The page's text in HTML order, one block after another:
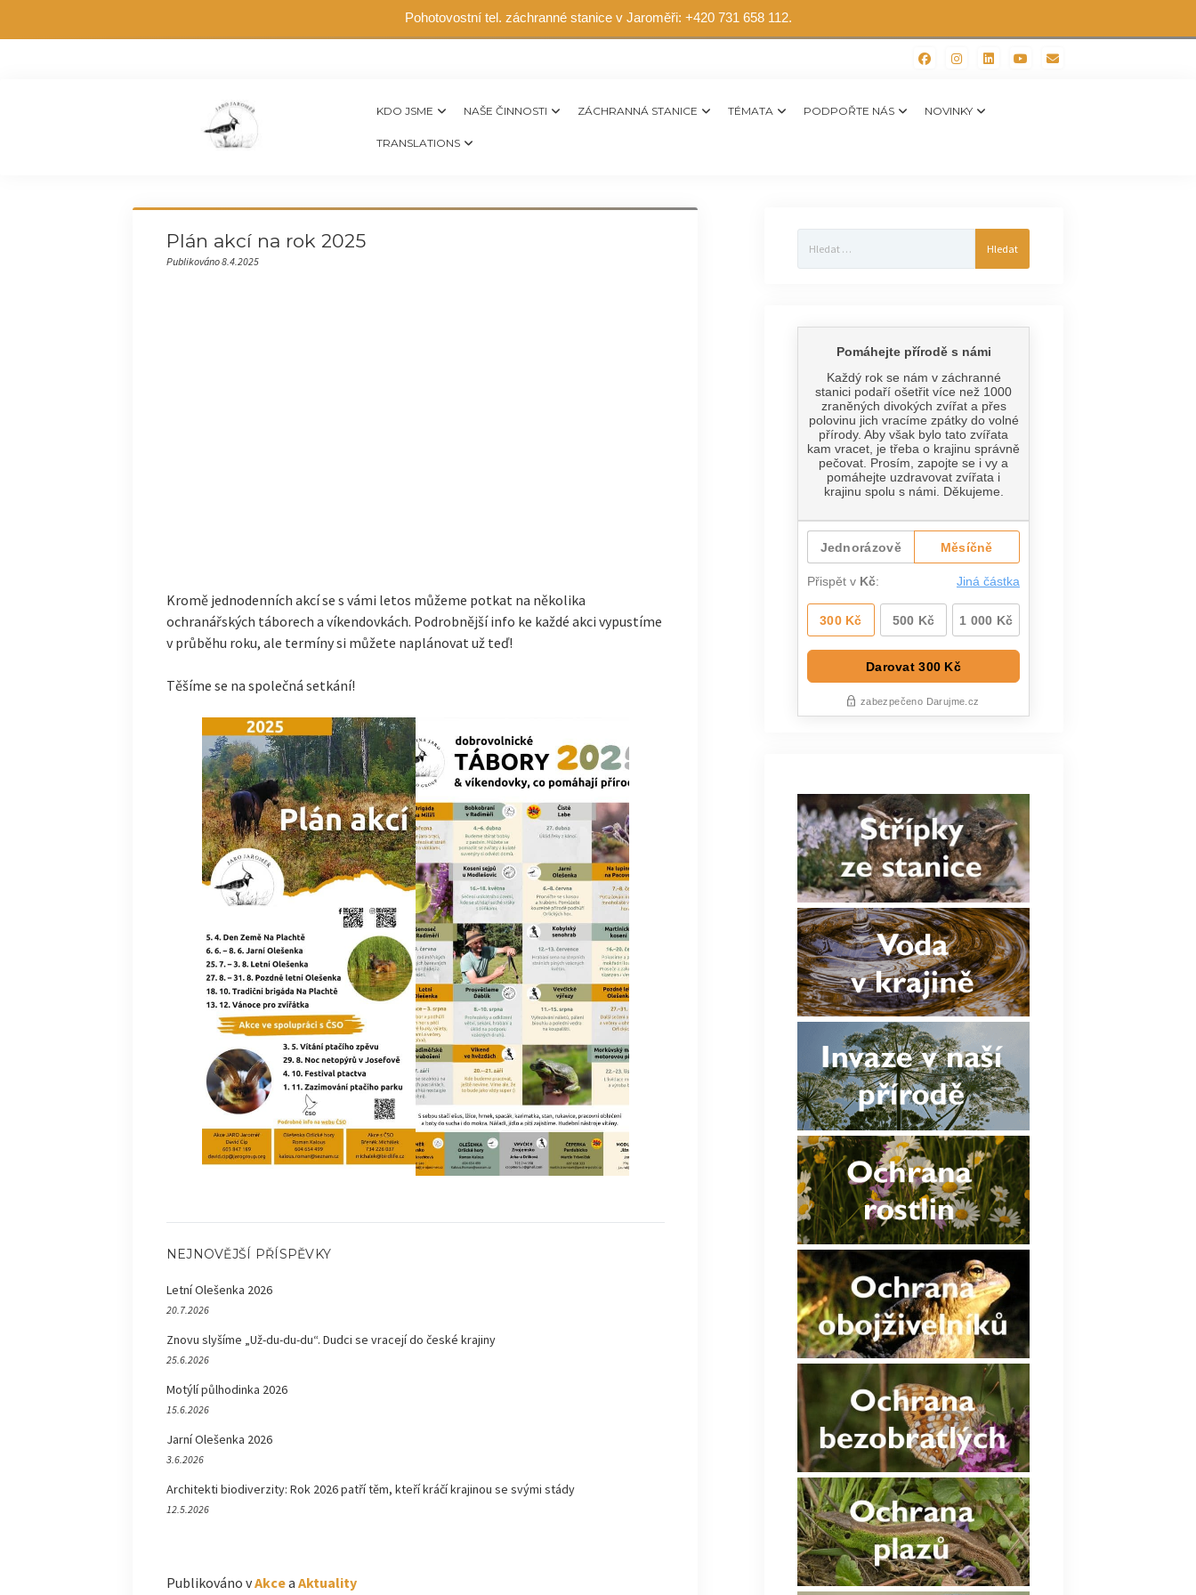
Pohotovostní tel. záchranné stanice v Jaroměři: +420 731 658 112.
KDO JSME NAŠE ČINNOSTI ZÁCHRANNÁ STANICE TÉMATA PODPOŘTE NÁS NOVINKY
TRANSLATIONS
Plán akcí na rok 2025
Publikováno 8.4.2025
Kromě jednodenních akcí se s vámi letos můžeme potkat na několika
ochranářských táborech a víkendovkách. Podrobnější info ke každé akci vypustíme
v průběhu roku, ale termíny si můžete naplánovat už teď!
Těšíme se na společná setkání!
NEJNOVĚJŠÍ PŘÍSPĚVKY
Letní Olešenka 2026
20.7.2026
Znovu slyšíme „Už-du-du-du“. Dudci se vracejí do české krajiny
25.6.2026
Motýlí půlhodinka 2026
15.6.2026
Jarní Olešenka 2026
3.6.2026
Architekti biodiverzity: Rok 2026 patří těm, kteří kráčí krajinou se svými stády
12.5.2026
Publikováno vAkcea Aktuality